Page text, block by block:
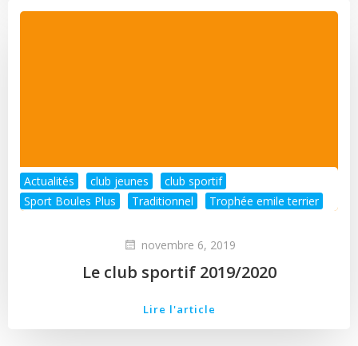
Actualités club jeunes
club sportif
Sport Boules Plus
Traditionnel Trophée emile terrier
novembre 6, 2019
Le club sportif 2019/2020
Lire l'article